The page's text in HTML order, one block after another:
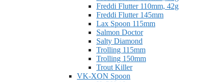
Freddi Flutter 110mm, 42g
Freddi Flutter 145mm
Lax Spoon 115mm
Salmon Doctor
Salty Diamond
Trolling 115mm
Trolling 150mm
Trout Killer
VK-XON Spoon